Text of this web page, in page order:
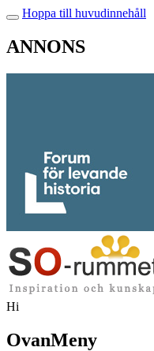
Hoppa till huvudinnehåll
ANNONS
Hi
OvanMeny